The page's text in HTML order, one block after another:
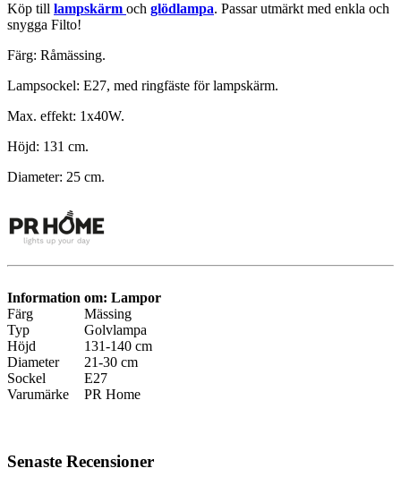
Köp till lampskärm och glödlampa. Passar utmärkt med enkla och
snygga Filto!
Färg: Råmässing.
Lampsockel: E27, med ringfäste för lampskärm.
Max. effekt: 1x40W.
Höjd: 131 cm.
Diameter: 25 cm.
Information om: Lampor
Färg
Mässing
Typ
Golvlampa
Höjd
131-140 cm
Diameter
21-30 cm
Sockel
E27
Varumärke
PR Home
Senaste Recensioner